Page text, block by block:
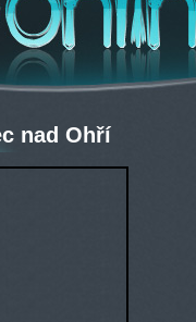
nad Ohří